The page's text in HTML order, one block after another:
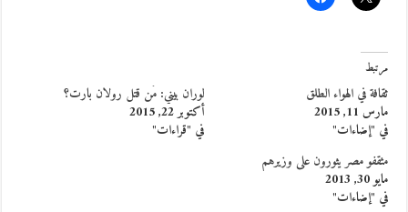
مرتبط
ثقافة في الهواء الطلق
مارس 11, 2015
في "إضاءات"
لوران بيني: مَن قتل رولان بارت؟
أكتوبر 22, 2015
في "قراءات"
مثقفو مصر يثورون على وزيرهم
مايو 30, 2013
في "إضاءات"